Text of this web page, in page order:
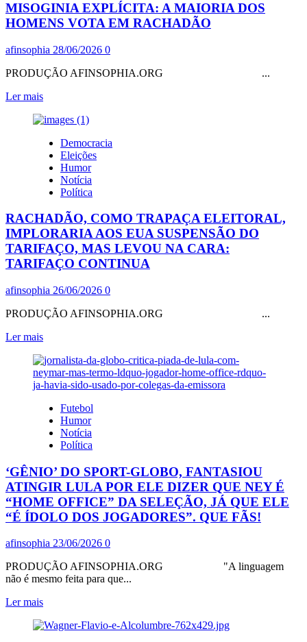
POBRE
NÃO
DEVERIA
VOTAR.
TÁ
CERTO:
POBRE
DE
INTELIGÊNCIA,
VERGONHA,
DEMOCRACIA…
MISOGINIA EXPLÍCITA: A MAIORIA DOS
HOMENS VOTA EM RACHADÃO
afinsophia 28/06/2026 0
PRODUÇÃO AFINSOPHIA.ORG ...
Ler maisLeia
sobre
EXPLÍCITA:
A
MAIORIA
DOS
HOMENS
EM
RACHADÃO
Democracia
Eleições
Humor
Notícia
Política
RACHADÃO, COMO TRAPAÇA ELEITORAL,
IMPLORARIA AOS EUA SUSPENSÃO DO
TARIFAÇO, MAS LEVOU NA CARA:
TARIFAÇO CONTINUA
afinsophia 26/06/2026 0
PRODUÇÃO AFINSOPHIA.ORG ...
Ler maisLeia
sobre
RACHADÃO,
COMO
ELEITORAL,
IMPLORARIA
AOS
EUA
DO
TARIFAÇO,
MAS
LEVOU
NA
TARIFAÇO
CONTINUA
Futebol
Humor
Notícia
Política
‘GÊNIO’ DO SPORT-GLOBO, FANTASIOU
ATINGIR LULA POR ELE DIZER QUE NEY É
“HOME OFFICE” DA SELEÇÃO, JÁ QUE ELE
“É ÍDOLO DOS JOGADORES”. QUE FÃS!
afinsophia 23/06/2026 0
PRODUÇÃO AFINSOPHIA.ORG "A linguagem
não é mesmo feita para que...
Ler maisLeia
sobre